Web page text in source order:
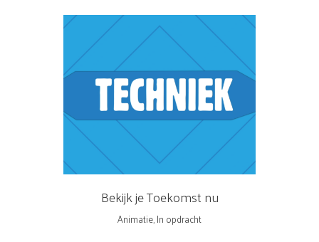
Bekijk je Toekomst nu
Animatie,In opdracht